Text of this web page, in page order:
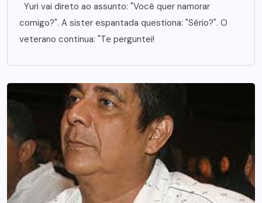
Yuri vai direto ao assunto: "Você quer namorar
comigo?". A sister espantada questiona: "Sério?". O
veterano continua: "Te perguntei!